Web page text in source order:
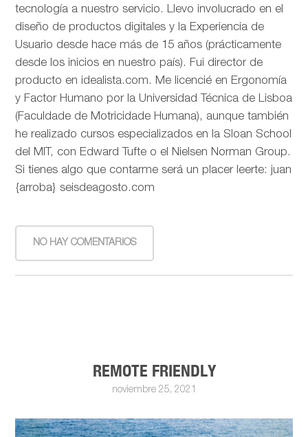
tecnología a nuestro servicio. Llevo involucrado en el
diseño de productos digitales y la Experiencia de
Usuario desde hace más de 15 años (prácticamente
desde los inicios en nuestro país). Fui director de
producto en idealista.com. Me licencié en Ergonomía
y Factor Humano por la Universidad Técnica de Lisboa
(Faculdade de Motricidade Humana), aunque también
he realizado cursos especializados en la Sloan School
del MIT, con Edward Tufte o el Nielsen Norman Group.
Si tienes algo que contarme será un placer leerte: juan
{arroba} seisdeagosto.com
NO HAY COMENTARIOS
REMOTE FRIENDLY
noviembre 25, 2021